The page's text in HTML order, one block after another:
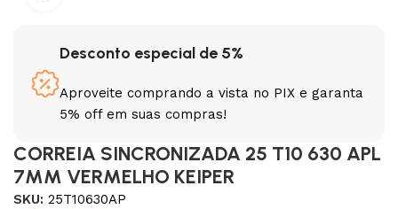
Desconto especial de 5%
Aproveite comprando a vista no PIX e garanta
5% off em suas compras!
CORREIA SINCRONIZADA 25 T10 630 APL
7MM VERMELHO KEIPER
SKU:25T10630AP